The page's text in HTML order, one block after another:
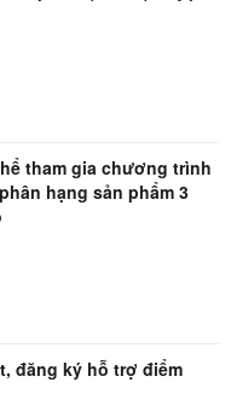
tham gia chương trình
hạng sản phẩm 3
đăng ký hỗ trợ điểm